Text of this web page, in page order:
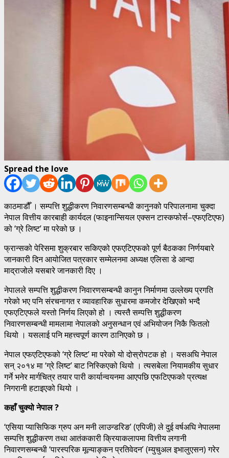
Spread the love
काठमाडौँ । सम्पत्ति शुद्धीकरण निवारणसम्बन्धी कानुनको परिपालनामा चुक्दा
नेपाल वित्तीय कारबाही कार्यदल (फाइनान्सियल एक्सन टास्कफोर्स–एफएटिएफ)
को ‘ग्रे लिष्ट’ मा परेको छ ।
फ्रान्सको पेरिसमा शुक्रबार सकिएको एफएटिएफको पूर्ण बैठकका निर्णयबारे
जानकारी दिन आयोजित पत्रकार सम्मेलनमा अध्यक्ष एलिसा डे आन्दा
माद्राजोले यसबारे जानकारी दिए ।
नेपालले सम्पत्ति शुद्धीकरण निवारणसम्बन्धी कानुन निर्माणमा उल्लेख्य प्रगति
गरेको भए पनि संरचनागत र व्यावहारिक सुधारमा कमजोर देखिएको भन्दै
एफएटिएफले यस्तो निर्णय लिएको हो । त्यस्तै सम्पत्ति शुद्धीकरण
निवारणसम्बन्धी मामलामा नेपालको अनुसन्धान एवं अभियोजन निकै फितलो
थियो । यसलाई पनि महत्त्वपूर्ण कारण ठानिएको छ ।
नेपाल एफएटिएफको ‘ग्रे लिष्ट’ मा परेको यो दोस्रोपटक हो । यसअघि नेपाल
सन् २०१४ मा ‘ग्रे लिष्ट’ बाट निस्किएको थियो । त्यसबेला नियामकीय सुधार
गर्ने भनेर मार्गचित्र तयार पारी कार्यान्वयनमा आएपछि एफटिएफको प्रत्यक्ष
निगरानी हटाइएको थियो ।
कहाँ चुक्यो नेपाल ?
‘एसिया प्यासिफिक ग्रुप अन मनी लाउन्डरिङ’ (एपिजी) ले दुई वर्षअघि नेपालमा
सम्पत्ति शुद्धीकरण तथा आतंककारी क्रियाकलापमा वित्तीय लगानी
निवारणसम्बन्धी ‘पारस्परिक मूल्याङ्कन प्रतिवेदन’ (म्युचुअल इभालुएसन) गरेर